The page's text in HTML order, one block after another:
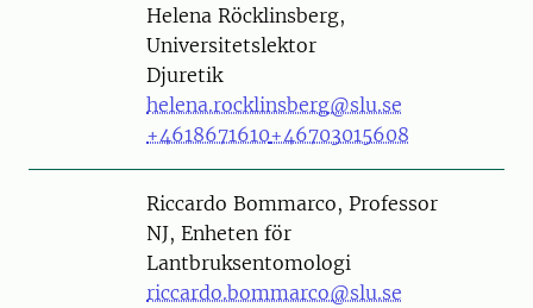
PersonHelena Röcklinsberg,
Universitetslektor
Djuretik
helena.rocklinsberg@slu.se
+4618671610+46703015608
PersonRiccardo Bommarco, Professor
NJ, Enheten för
Lantbruksentomologi
riccardo.bommarco@slu.se